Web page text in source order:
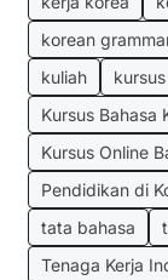
korean
kuliah
kursus
Kursus Bahasa
Kursus Online
Pendidikan di
tata bahasa
Tenaga Kerja